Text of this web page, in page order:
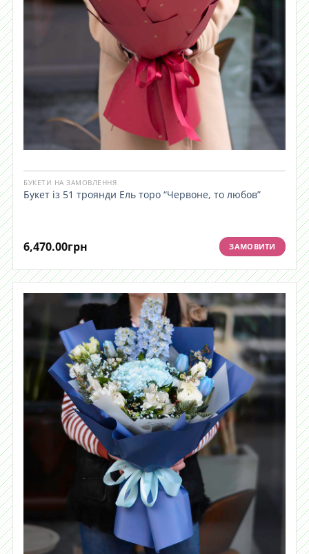
БУКЕТИ НА ЗАМОВЛЕННЯ
Букет із 51 троянди Ель торо “Червоне, то любов”
6,470.00грн ЗАМОВИТИ